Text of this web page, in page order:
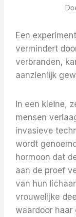
Een
vermindert
verbranden,
aanzienlijk
In een kleine,
mensen
invasieve
wordt
hormoon dat
aan de proef
van hun
vrouwelijke
waardoor